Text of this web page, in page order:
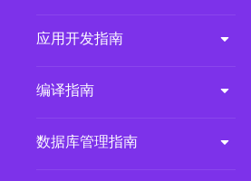
1.0.1 (EOM)
应用开发指南
编译指南
数据库管理指南